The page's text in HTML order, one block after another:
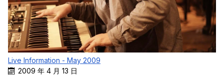
Live Information - May 2009
2009 年 4 月 13 日